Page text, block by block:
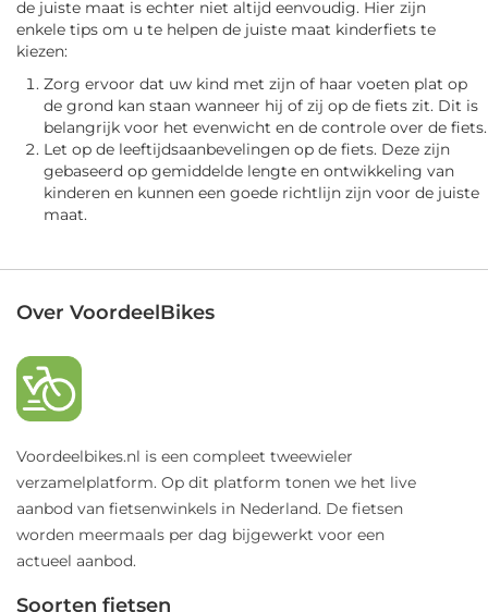
de juiste maat is echter niet altijd eenvoudig. Hier zijn
enkele tips om u te helpen de juiste maat kinderfiets te
kiezen:
Zorg ervoor dat uw kind met zijn of haar voeten plat op
de grond kan staan wanneer hij of zij op de fiets zit. Dit is
belangrijk voor het evenwicht en de controle over de fiets.
Let op de leeftijdsaanbevelingen op de fiets. Deze zijn
gebaseerd op gemiddelde lengte en ontwikkeling van
kinderen en kunnen een goede richtlijn zijn voor de juiste
maat.
Over VoordeelBikes
Voordeelbikes.nl is een compleet tweewieler
verzamelplatform. Op dit platform tonen we het live
aanbod van fietsenwinkels in Nederland. De fietsen
worden meermaals per dag bijgewerkt voor een
actueel aanbod.
Soorten fietsen